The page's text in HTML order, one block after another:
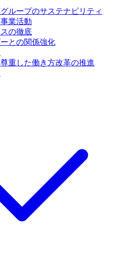
ループのサステナビリティ
業活動
の徹底
との関係強化
重した働き方改革の推進